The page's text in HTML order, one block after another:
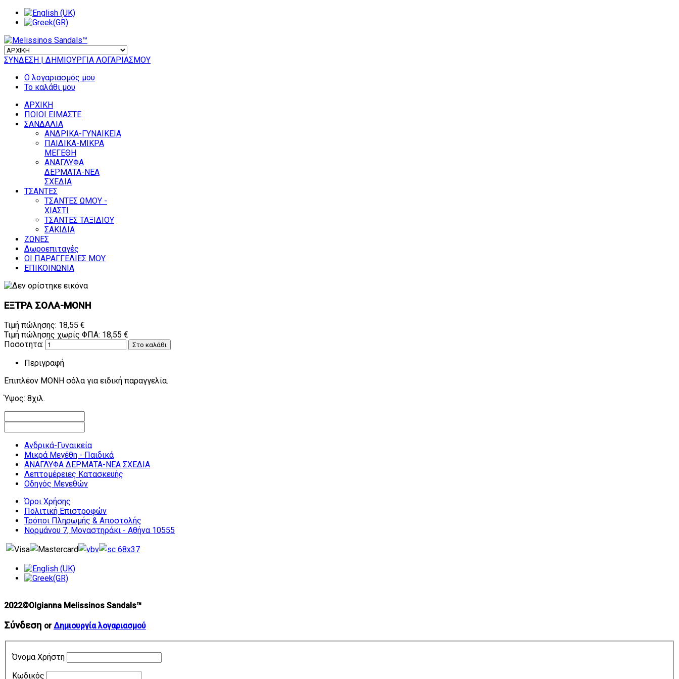
ΣΥΝΔΕΣΗ | ΔΗΜΙΟΥΡΓΙΑ ΛΟΓΑΡΙΑΣΜΟΥ
Ο λογαριασμός μου
Το καλάθι μου
ΑΡΧΙΚΗ
ΠΟΙΟΙ ΕΙΜΑΣΤΕ
ΣΑΝΔΑΛΙΑ
ΑΝΔΡΙΚΑ-ΓΥΝΑΙΚΕΙΑ
ΠΑΙΔΙΚΑ-ΜΙΚΡΑ
ΜΕΓΕΘΗ
ΑΝΑΓΛΥΦΑ
ΔΕΡΜΑΤΑ-ΝΕΑ
ΣΧΕΔΙΑ
ΤΣΑΝΤΕΣ
ΤΣΑΝΤΕΣ ΩΜΟΥ -
ΧΙΑΣΤΙ
ΤΣΑΝΤΕΣ ΤΑΞΙΔΙΟΥ
ΣΑΚΙΔΙΑ
ΖΩΝΕΣ
Δωροεπιταγές
ΟΙ ΠΑΡΑΓΓΕΛΙΕΣ ΜΟΥ
ΕΠΙΚΟΙΝΩΝΙΑ
ΕΞΤΡΑ ΣΟΛΑ-ΜΟΝΗ
Τιμή πώλησης: 18,55 €
Τιμή πώλησης χωρίς ΦΠΑ: 18,55 €
Ποσοτητα:
Περιγραφή
Επιπλέον ΜΟΝΗ σόλα για ειδική παραγγελία.
Ύψος: 8χιλ.
Ανδρικά-Γυναικεία
Μικρά Μεγέθη - Παιδικά
ΑΝΑΓΛΥΦΑ ΔΕΡΜΑΤΑ-ΝΕΑ ΣΧΕΔΙΑ
Λεπτομέρειες Κατασκευής
Οδηγός Μεγεθών
Όροι Χρήσης
Πολιτική Επιστροφών
Τρόποι Πληρωμής & Αποστολής
Νορμάνου 7, Μοναστηράκι - Αθήνα 10555
2022©Olgianna Melissinos Sandals™
Σύνδεση orΔημιουργία λογαριασμού
Όνομα Χρήστη
Κωδικός